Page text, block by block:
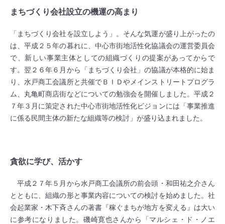
まちづくり会社設立の機運の高まり
「まちづくり会社を設立しよう」。そんな気運が盛り上がったの
は、平成２５年の暮れに、中心市街地活性化協議会の運営委員会
で、新しい事業主体としての組織づくりの提案があってからで
す。翌２６年６月から「まちづくり会社」の協議が本格的に始ま
り、水戸商工会議所と共催でＢＩＤやメインストリートプログラ
ム、丸亀町商店街などについての勉強会を開催しました。平成２
７年３月に策定された中心市街地活性化ビジョンには「事業推進
に係る民間主体の新たな組織等の検討」が盛り込まれました。
貪欲に学び、活かす
平成２７年５月から水戸商工会議所の前会頭・和田祐之介さん
とともに、組織の形と事業内容についての検討を始めました。社
会起業家・木下斉さんの著書『稼ぐまちが地方を変える』は大い
に参考になりました。磯崎寛也さんから「マルシェ・ド・ノエ